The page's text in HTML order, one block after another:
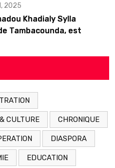
2025
Khadialy Sylla
Tambacounda, est
CULTURE CHRONIQUE
DIASPORA
EDUCATION